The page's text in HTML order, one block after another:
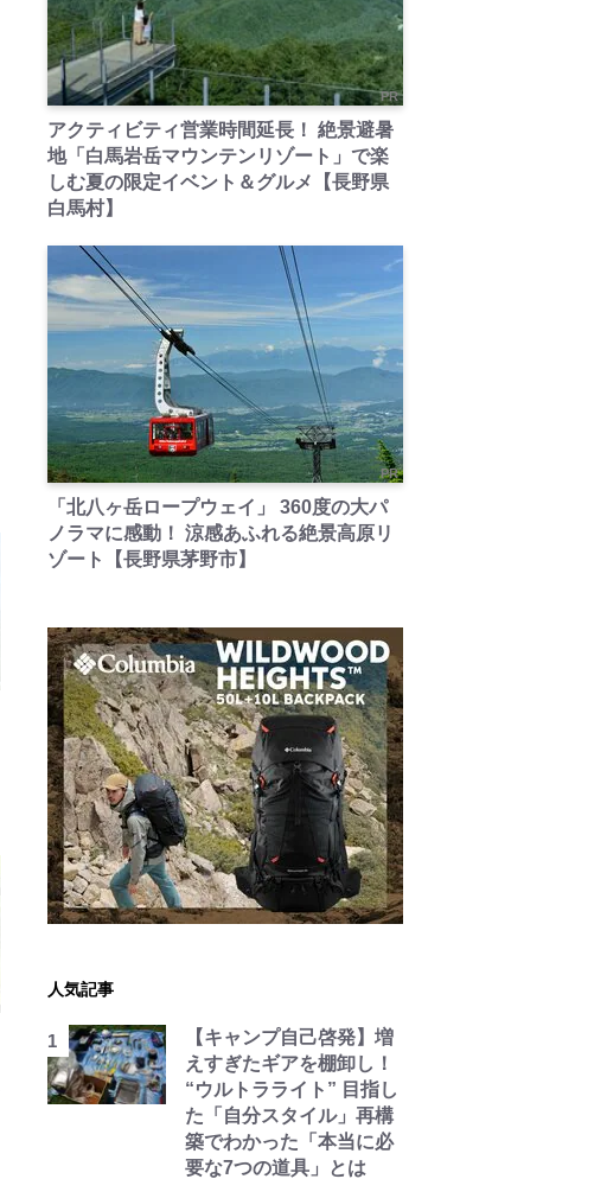
PR
アクティビティ営業時間延長！ 絶景避暑
地「白馬岩岳マウンテンリゾート」で楽
しむ夏の限定イベント＆グルメ【長野県
白馬村】
PR
「北八ヶ岳ロープウェイ」 360度の大パ
ノラマに感動！ 涼感あふれる絶景高原リ
ゾート【長野県茅野市】
人気記事
【キャンプ自己啓発】増
えすぎたギアを棚卸し！
“ウルトラライト” 目指し
た「自分スタイル」再構
築でわかった「本当に必
要な7つの道具」とは